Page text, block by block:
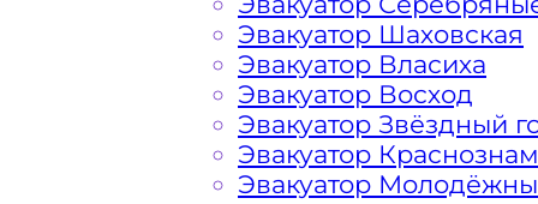
платформой
Маршрут от места вызова
города Санатория Артёма
Затрудняющие факторы –
Эвакуатор Шаховская
Эвакуатор Власиха
Эвакуатор Восход
Эвакуатор Звёздный
Эвакуатор
Эвакуатор